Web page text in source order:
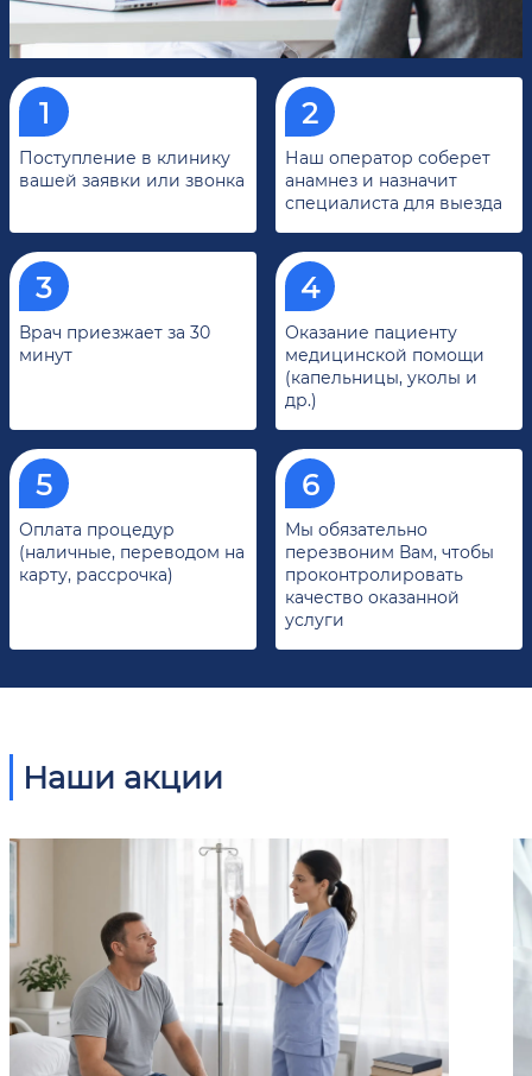
Поступление в клинику
вашей заявки или звонка
Наш оператор соберет
анамнез и назначит
специалиста для выезда
Врач приезжает за 30
минут
Оказание пациенту
медицинской помощи
(капельницы, уколы и
др.)
Оплата процедур
(наличные, переводом на
карту, рассрочка)
Мы обязательно
перезвоним Вам, чтобы
проконтролировать
качество оказанной
услуги
Наши акции